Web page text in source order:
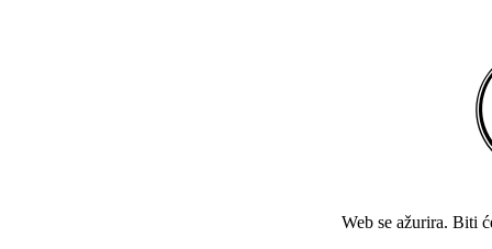
Web se ažurira. Biti